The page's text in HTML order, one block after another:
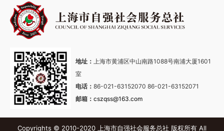
地址： 上海市黄浦区中山南路1088号南浦大厦1601
室
电话： 86-021-63152070 86-021-63152071
邮箱： cszqss@163.com
Copyrights © 2010-2020 上海市自强社会服务总社 版权所有 All